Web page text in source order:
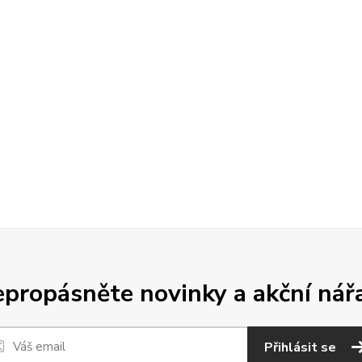
novinky a akční
Přihlásit se